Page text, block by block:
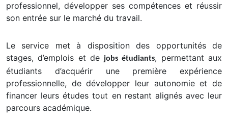
professionnel, développer ses compétences et réussir
son entrée sur le marché du travail.
Le service met à disposition des opportunités de
stages, d’emplois et dejobs étudiants, permettant aux
étudiants d’acquérir une première expérience
professionnelle, de développer leur autonomie et de
financer leurs études tout en restant alignés avec leur
parcours académique.